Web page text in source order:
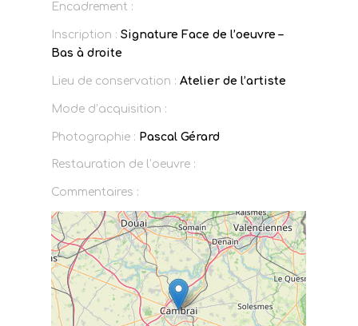
Encadrement :
Inscription : Signature Face de l’oeuvre –
Bas à droite
Lieu de conservation : Atelier de l’artiste
Mode d’acquisition :
Photographie : Pascal Gérard
Restauration de l’oeuvre :
Commentaires :